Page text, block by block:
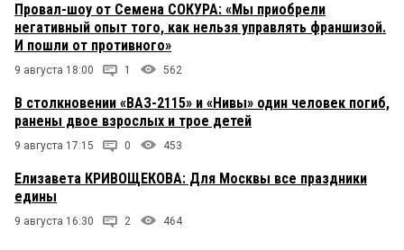
Провал-шоу от Семена СОКУРА: «Мы приобрели
негативный опыт того, как нельзя управлять франшизой.
И пошли от противного»
9 августа 18:00 1 562
В столкновении «ВАЗ-2115» и «Нивы» один человек погиб,
ранены двое взрослых и трое детей
9 августа 17:15 0 453
Елизавета КРИВОЩЕКОВА: Для Москвы все праздники
едины
9 августа 16:30 2 464